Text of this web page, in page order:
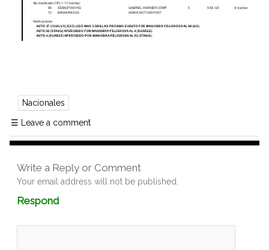
Nacionales
☰ Leave a comment
Write a Reply or Comment
Your email address will not be published.
RespondComment
box